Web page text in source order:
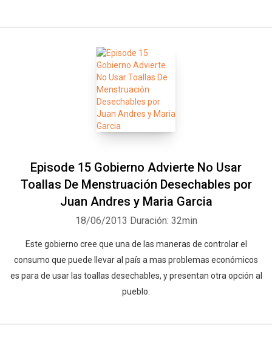
Episode 15 Gobierno Advierte No Usar
Toallas De Menstruación Desechables por
Juan Andres y Maria Garcia
18/06/2013 Duración: 32min
Este gobierno cree que una de las maneras de controlar el
consumo que puede llevar al país a mas problemas económicos
es para de usar las toallas desechables, y presentan otra opción al
pueblo.